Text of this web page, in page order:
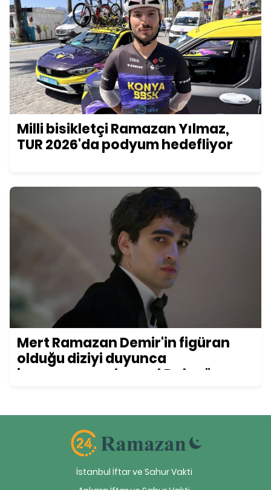
Milli bisikletçi Ramazan Yılmaz,
TUR 2026'da podyum hedefliyor
Mert Ramazan Demir'in figüran
olduğu diziyi duyunca
inanamayacaksınız! Daha önce
İstanbul İftar ve Sahur Vakti